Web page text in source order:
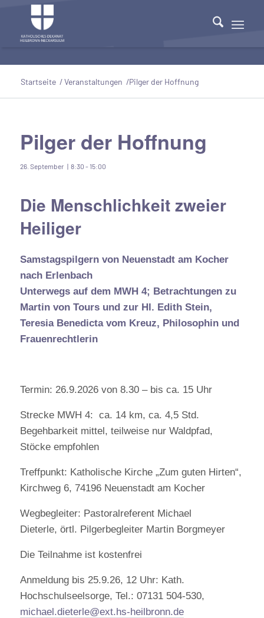
Startseite /Veranstaltungen /Pilger der Hoffnung
Pilger der Hoffnung
26. September | 8:30 - 15:00
Die Menschlichkeit zweier
Heiliger
Samstagspilgern von Neuenstadt am Kocher
nach Erlenbach
Unterwegs auf dem MWH 4; Betrachtungen zu
Martin von Tours und zur Hl. Edith Stein,
Teresia Benedicta vom Kreuz, Philosophin und
Frauenrechtlerin
Termin: 26.9.2026 von 8.30 – bis ca. 15 Uhr
Strecke MWH 4: ca. 14 km, ca. 4,5 Std.
Begehbarkeit mittel, teilweise nur Waldpfad,
Stöcke empfohlen
Treffpunkt: Katholische Kirche „Zum guten Hirten“,
Kirchweg 6, 74196 Neuenstadt am Kocher
Wegbegleiter: Pastoralreferent Michael
Dieterle, örtl. Pilgerbegleiter Martin Borgmeyer
Die Teilnahme ist kostenfrei
Anmeldung bis 25.9.26, 12 Uhr: Kath.
Hochschulseelsorge, Tel.: 07131 504-530,
michael.dieterle@ext.hs-heilbronn.de